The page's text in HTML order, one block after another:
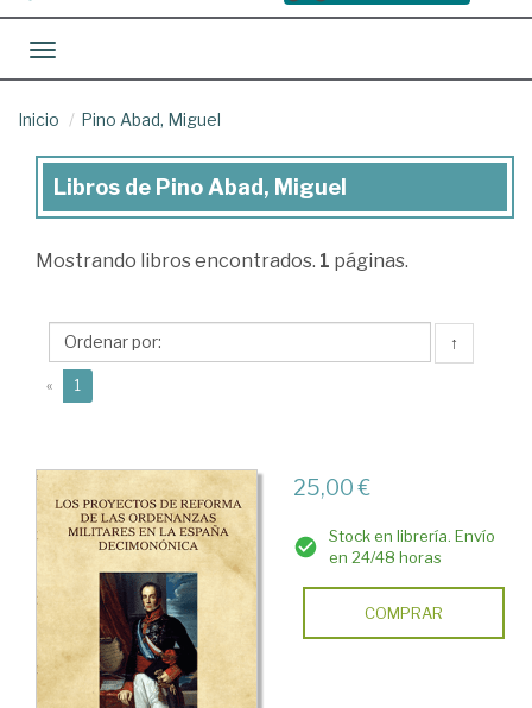
Toggle navigation
Inicio Pino Abad, Miguel
Libros
Pino
Miguel
Libros de Pino Abad, Miguel
Mostrando libros encontrados. 1 páginas.
↑
« 1
25,00 €
Stock en librería. Envío
en 24/48 horas
COMPRAR